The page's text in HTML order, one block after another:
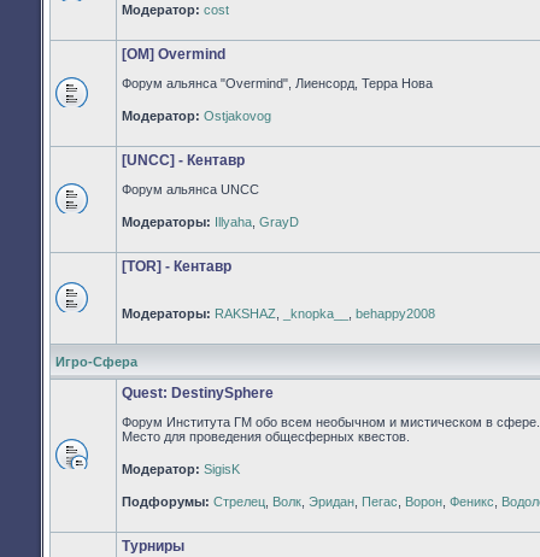
Нет
непрочитанных
Модератор: cost
Нет
непрочитанных
[OM] Overmind
Форум альянса "Overmind", Лиенсорд, Терра Нова
Модератор: Ostjakovog
Нет
непрочитанных
[UNCC] - Кентавр
Форум альянса UNCC
Модераторы: Illyaha GrayD
Нет
сообщений
[TOR] - Кентавр
Модераторы: RAKSHAZ _knopka__ behappy2008
Игро-Сфера
Нет
сообщений
Quest: DestinySphere
Форум Института ГМ обо всем необычном и мистическом в сфере.
Место для проведения общесферных квестов.
Модератор: SigisK
Подфорумы: Стрелец Волк Эридан Пегас Ворон Феникс
Турниры